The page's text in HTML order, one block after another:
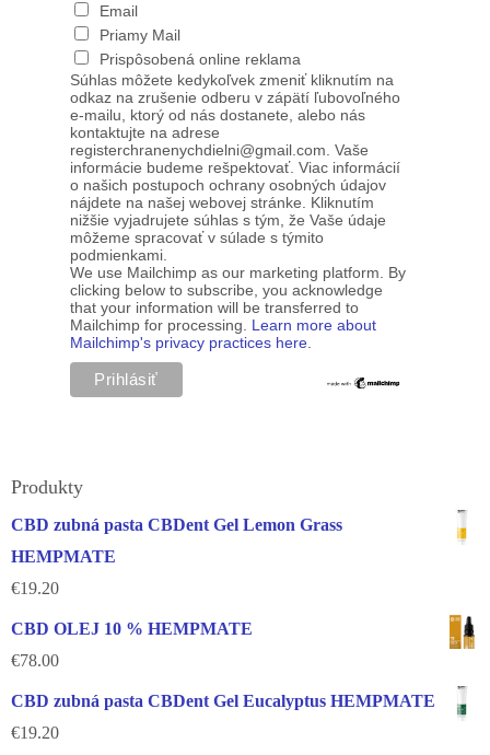
Email
Priamy Mail
Prispôsobená online reklama
Súhlas môžete kedykoľvek zmeniť kliknutím na
odkaz na zrušenie odberu v zápätí ľubovoľného
e-mailu, ktorý od nás dostanete, alebo nás
kontaktujte na adrese
registerchranenychdielni@gmail.com. Vaše
informácie budeme rešpektovať. Viac informácií
o našich postupoch ochrany osobných údajov
nájdete na našej webovej stránke. Kliknutím
nižšie vyjadrujete súhlas s tým, že Vaše údaje
môžeme spracovať v súlade s týmito
podmienkami.
We use Mailchimp as our marketing platform. By
clicking below to subscribe, you acknowledge
that your information will be transferred to
Mailchimp for processing. Learn more about
Mailchimp's privacy practices here.
Produkty
CBD zubná pasta CBDent Gel Lemon Grass
HEMPMATE
€19.20
CBD OLEJ 10 % HEMPMATE
€78.00
CBD zubná pasta CBDent Gel Eucalyptus HEMPMATE
€19.20